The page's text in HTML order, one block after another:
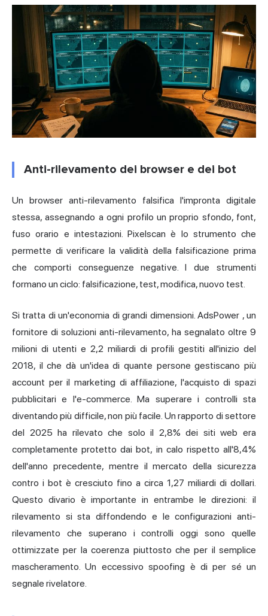
Anti-rilevamento dei browser e dei bot
Un browser anti-rilevamento falsifica l'impronta digitale
stessa, assegnando a ogni profilo un proprio sfondo, font,
fuso orario e intestazioni. Pixelscan è lo strumento che
permette di verificare la validità della falsificazione prima
che comporti conseguenze negative. I due strumenti
formano un ciclo: falsificazione, test, modifica, nuovo test.
Si tratta di un'economia di grandi dimensioni.AdsPower , un
fornitore di soluzioni anti-rilevamento, ha segnalato oltre 9
milioni di utenti e 2,2 miliardi di profili gestiti all'inizio del
2018, il che dà un'idea di quante persone gestiscano più
account per il marketing di affiliazione, l'acquisto di spazi
pubblicitari e l'e-commerce. Ma superare i controlli sta
diventando più difficile, non più facile. Unrapporto di settore
del 2025 ha rilevato che solo il 2,8% dei siti web era
completamente protetto dai bot, in calo rispetto all'8,4%
dell'anno precedente, mentre il mercato della sicurezza
contro i bot è cresciuto fino a circa 1,27 miliardi di dollari.
Questo divario è importante in entrambe le direzioni: il
rilevamento si sta diffondendo e le configurazioni anti-
rilevamento che superano i controlli oggi sono quelle
ottimizzate per la coerenza piuttosto che per il semplice
mascheramento. Un eccessivo spoofing è di per sé un
segnale rivelatore.